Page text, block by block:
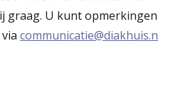
graag. U kunt opmerkingen
communicatie@diakhuis.n